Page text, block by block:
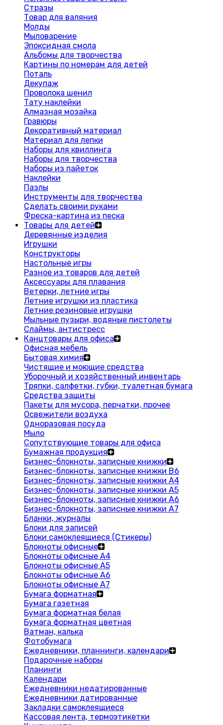
Стразы
Товар для валяния
Молды
Мыловарение
Эпоксидная смола
Альбомы для творчества
Картины по номерам для детей
Поталь
Декупаж
Проволока шенил
Тату наклейки
Алмазная мозайка
Гравюры
Декоративный материал
Материал для лепки
Наборы для квиллинга
Наборы для творчества
Наборы из пайеток
Наклейки
Пазлы
Инструменты для творчества
Сделать своими руками
Фреска-картина из песка
Товары для детей
Деревянные изделия
Игрушки
Конструкторы
Настольные игры
Разное из товаров для детей
Аксессуары для плавания
Ветерки, летние игры
Летние игрушки из пластика
Летние резиновые игрушки
Мыльные пузыри, водяные пистолеты
Слаймы, антистресс
Канцтовары для офиса
Офисная мебель
Бытовая химия
Чистящие и моющие средства
Уборочный и хозяйственный инвентарь
Тряпки, салфетки, губки, туалетная бумага
Средства защиты
Пакеты для мусора, перчатки, прочее
Освежители воздуха
Одноразовая посуда
Мыло
Сопутствующие товары для офиса
Бумажная продукция
Бизнес-блокноты, записные книжки
Бизнес-блокноты, записные книжки В6
Бизнес-блокноты, записные книжки A4
Бизнес-блокноты, записные книжки А5
Бизнес-блокноты, записные книжки А6
Бизнес-блокноты, записные книжки А7
Бланки, журналы
Блоки для записей
Блоки самоклеящиеся (Стикеры)
Блокноты офисные
Блокноты офисные A4
Блокноты офисные A5
Блокноты офисные A6
Блокноты офисные A7
Бумага форматная
Бумага газетная
Бумага форматная белая
Бумага форматная цветная
Ватман, калька
Фотобумага
Ежедневники, планнинги, календари
Подарочные наборы
Планинги
Календари
Ежедневники недатированные
Ежедневники датированные
Закладки самоклеящиеся
Кассовая лента, термоэтикетки